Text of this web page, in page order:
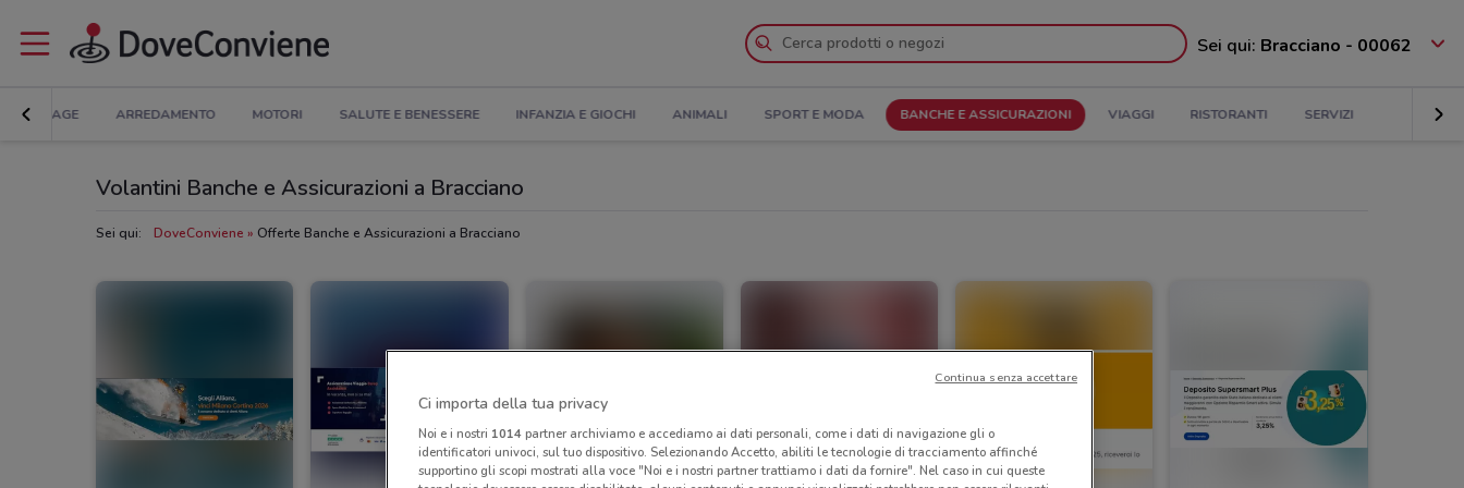
Sei qui: Bracciano - 00062
BRICOLAGE ARREDAMENTO MOTORI SALUTE E BENESSERE INFANZIA E GIOCHI ANIMALI SPORT E MODA BANCHE E ASSICURAZIONI VIAGGI RISTORANTI SERVIZI
Volantini Banche e Assicurazioni a Bracciano
Sei qui: DoveConviene Offerte Banche e Assicurazioni a Bracciano
Ci importa della tua privacy
Noi e i nostri 1014partner archiviamo e accediamo ai dati personali, come i dati di navigazione gli o
identificatori univoci, sul tuo dispositivo. Selezionando Accetto, abiliti le tecnologie di tracciamento affinché
supportino gli scopi mostrati alla voce "Noi e i nostri partner trattiamo i dati da fornire". Nel caso in cui queste
Continua senza accettare